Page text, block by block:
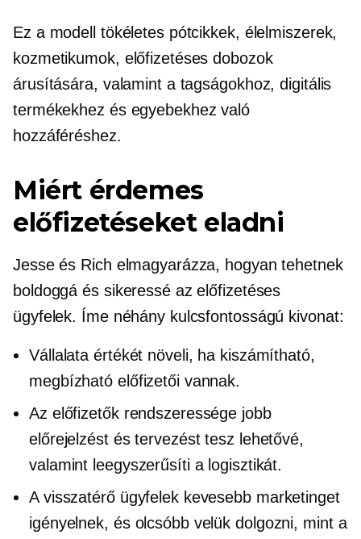
Ez a modell tökéletes pótcikkek, élelmiszerek,
kozmetikumok, előfizetéses dobozok
árusítására, valamint a tagságokhoz, digitális
termékekhez és egyebekhez való
hozzáféréshez.
Miért érdemes
előfizetéseket eladni
Jesse és Rich elmagyarázza, hogyan tehetnek
boldoggá és sikeressé az előfizetéses
ügyfelek. Íme néhány kulcsfontosságú kivonat:
Vállalata értékét növeli, ha kiszámítható,
megbízható előfizetői vannak.
Az előfizetők rendszeressége jobb
előrejelzést és tervezést tesz lehetővé,
valamint leegyszerűsíti a logisztikát.
A visszatérő ügyfelek kevesebb marketinget
igényelnek, és olcsóbb velük dolgozni, mint a